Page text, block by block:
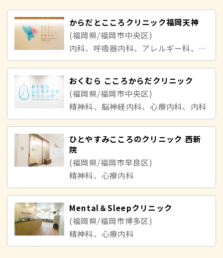
からだとこころクリニック福岡天神
(福岡県/福岡市中央区)
内科、呼吸器内科、アレルギー科、心療内科、精神科
おくむら こころからだクリニック
(福岡県/福岡市中央区)
精神科、脳神経内科、心療内科、内科
ひとやすみこころのクリニック 西新
院
(福岡県/福岡市早良区)
精神科、心療内科
Мental＆Sleepクリニック
(福岡県/福岡市博多区)
精神科、心療内科